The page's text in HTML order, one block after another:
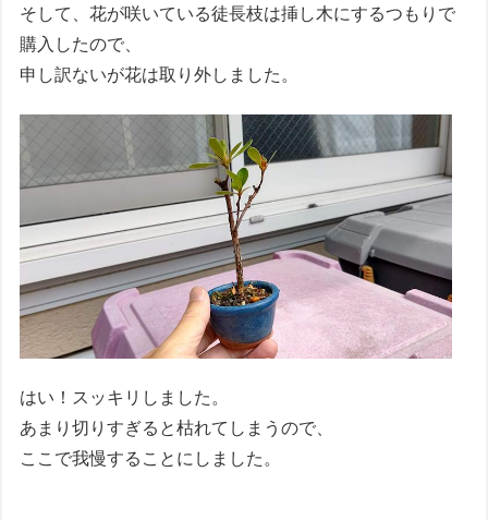
そして、花が咲いている徒長枝は挿し木にするつもりで
購入したので、
申し訳ないが花は取り外しました。
はい！スッキリしました。
あまり切りすぎると枯れてしまうので、
ここで我慢することにしました。